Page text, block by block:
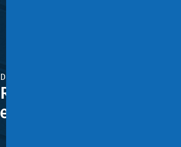
Diciembre 19, 2024
Reforma Previsional:
el sistema previsional